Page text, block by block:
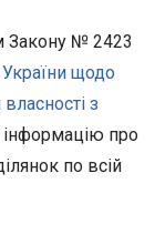
Закону № 2423
щодо
з
інформацію про
по всій